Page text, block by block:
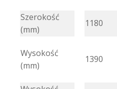
Szerokość
(mm)
1180
Wysokość
(mm)
1390